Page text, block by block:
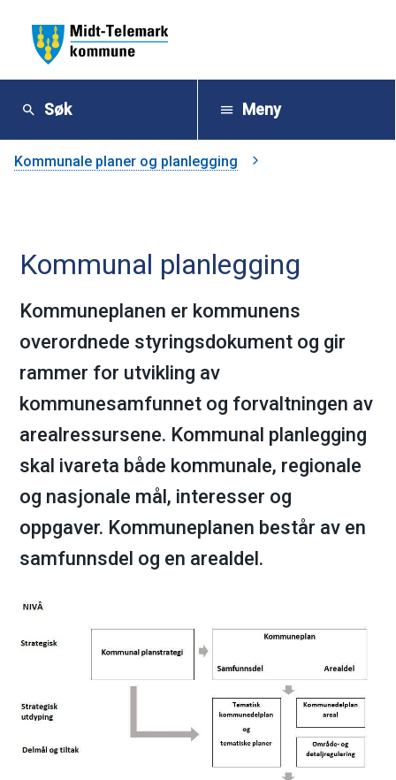
M
d
T
e
l
e
a
r
k
m
Søk Meny
Du
Kommunale planer og planlegging
Kommunal planlegging
Kommuneplanen er kommunens
overordnede styringsdokument og gir
rammer for utvikling av
kommunesamfunnet og forvaltningen av
arealressursene. Kommunal planlegging
skal ivareta både kommunale, regionale
og nasjonale mål, interesser og
oppgaver. Kommuneplanen består av en
samfunnsdel og en arealdel.